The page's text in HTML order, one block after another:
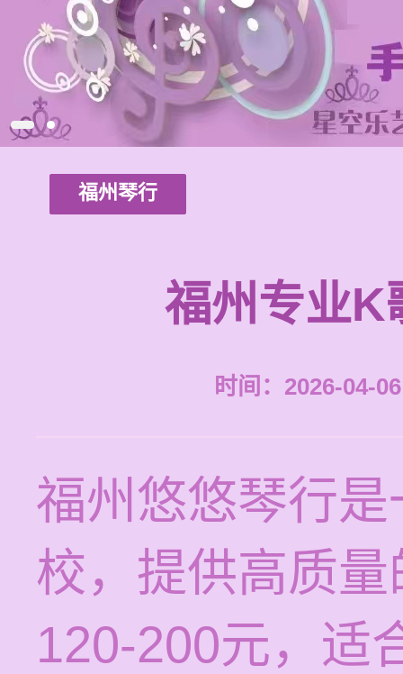
福州琴行
福州专业K
时间：2026-04-
福州悠悠琴行
校，提供高质
120-200元，适